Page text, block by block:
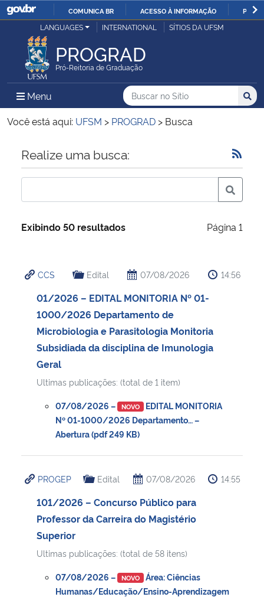
IR
O
COMUNICA BR ACESSO À INFORMAÇÃO
Ministério da Justiça e Segurança Pública
Ministério da Defesa
Ministério das Relações Exteriores
Ministério da Economia
Ministério da Infraestrutura
Ministério da Cidadania
Ministério de Minas e Energia
Ministério da Ciência, Tecnologia, Inovações e Comunicações
Ministério do Turismo
Ministério da Mulher, da Família e dos Direitos Humanos
Secretaria-Geral
Secretaria de Governo
LANGUAGES INTERNATIONAL SÍTIOS DA UFSM
PROGRAD
Pró-Reitoria de Graduação
Menu Menu Principal do Sítio
Busca
Buscar no no Sítio
Busca:
Você está aqui: UFSM > PROGRAD > Busca
Início do conteúdo
Realize uma busca:
Exibindo 50 resultados Página 1
CCS Edital 07/08/2026 14:56
01/2026 – EDITAL MONITORIA Nº 01-
1000/2026 Departamento de
Microbiologia e Parasitologia Monitoria
Subsidiada da disciplina de Imunologia
Geral
Ultimas publicações: (total de 1 item)
07/08/2026 – NOVO EDITAL MONITORIA
Nº 01-1000/2026 Departamento… –
Abertura (pdf 249 KB)
PROGEP Edital 07/08/2026 14:55
101/2026 – Concurso Público para
Professor da Carreira do Magistério
Superior
Ultimas publicações: (total de 58 itens)
07/08/2026 – NOVO Área: Ciências
Humanas/Educação/Ensino-Aprendizagem